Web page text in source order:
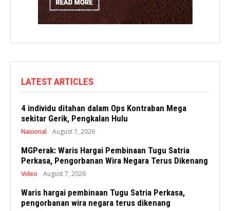
LATEST ARTICLES
4 individu ditahan dalam Ops Kontraban Mega
sekitar Gerik, Pengkalan Hulu
Nasional August 7, 2026
MGPerak: Waris Hargai Pembinaan Tugu Satria
Perkasa, Pengorbanan Wira Negara Terus Dikenang
Video August 7, 2026
Waris hargai pembinaan Tugu Satria Perkasa,
pengorbanan wira negara terus dikenang